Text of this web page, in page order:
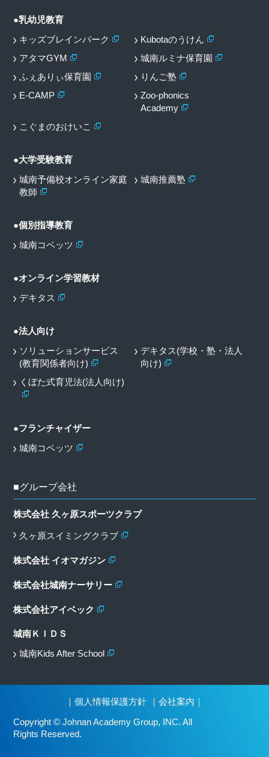
●乳幼児教育
キッズブレインパーク
Kubotaのうけん
アタマGYM
城南ルミナ保育園
ふぇありぃ保育園
りんご塾
E-CAMP
Zoo-phonics
Academy
こぐまのおけいこ
●大学受験教育
城南予備校オンライン家庭
教師
城南推薦塾
●個別指導教育
城南コベッツ
●オンライン学習教材
デキタス
●法人向け
ソリューションサービス
(教育関係者向け)
デキタス(学校・塾・法人
向け)
くぼた式育児法(法人向け)
●フランチャイザー
城南コベッツ
■グループ会社
株式会社 久ヶ原スポーツクラブ
久ヶ原スイミングクラブ
株式会社 イオマガジン
株式会社城南ナーサリー
株式会社アイベック
城南ＫＩＤＳ
城南Kids After School
個人情報保護方針 会社案内
Copyright © Johnan Academy Group, INC. All
Rights Reserved.